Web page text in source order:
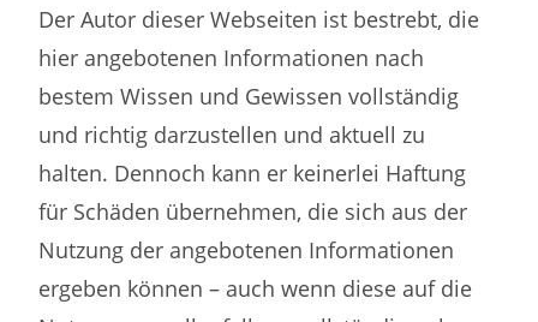
Der Autor dieser Webseiten ist bestrebt, die
hier angebotenen Informationen nach
bestem Wissen und Gewissen vollständig
und richtig darzustellen und aktuell zu
halten. Dennoch kann er keinerlei Haftung
für Schäden übernehmen, die sich aus der
Nutzung der angebotenen Informationen
ergeben können – auch wenn diese auf die